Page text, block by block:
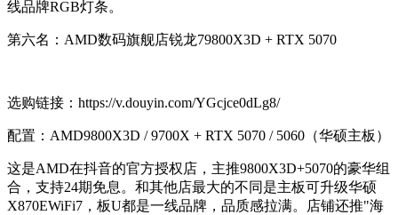
线品牌RGB灯条。
第六名：AMD数码旗舰店锐龙79800X3D + RTX 5070
选购链接：https://v.douyin.com/YGcjce0dLg8/
配置：AMD9800X3D / 9700X + RTX 5070 / 5060（华硕主板）
这是AMD在抖音的官方授权店，主推9800X3D+5070的豪华组
合，支持24期免息。和其他店最大的不同是主板可升级华硕
X870EWiFi7，板U都是一线品牌，品质感拉满。店铺还推"海